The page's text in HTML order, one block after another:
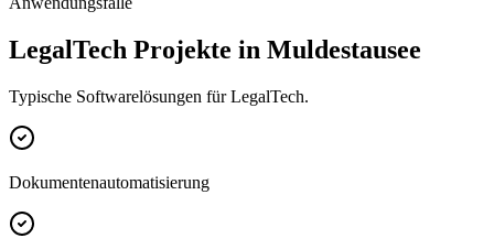
LegalTech Projekte in Muldestausee
Typische Softwarelösungen für LegalTech.
Dokumentenautomatisierung